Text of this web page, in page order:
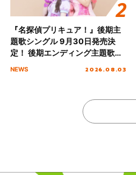
『名探偵プリキュア！』後期主
題歌シングル 9月30日発売決
定！ 後期エンディング主題歌
NEWS 2026.08.03